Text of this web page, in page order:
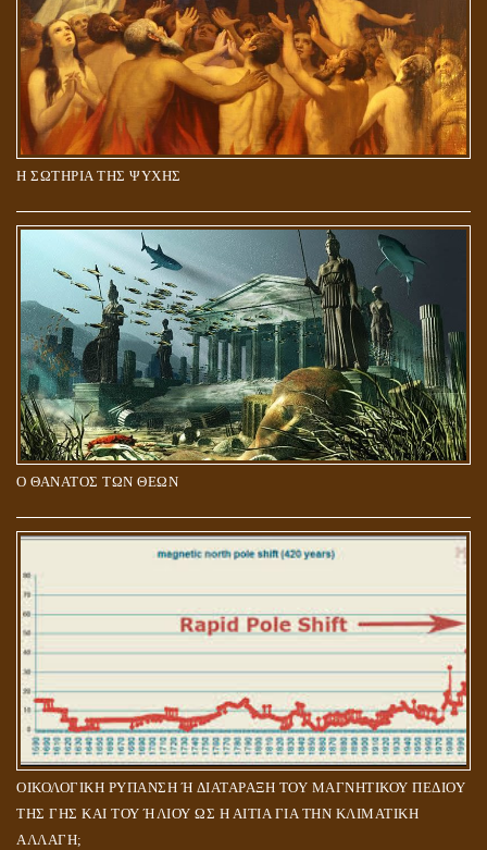
Η ΣΩΤΗΡΙΑ ΤΗΣ ΨΥΧΗΣ
Ο ΘΑΝΑΤΟΣ ΤΩΝ ΘΕΩΝ
ΟΙΚΟΛΟΓΙΚΗ ΡΥΠΑΝΣΗ Ή ΔΙΑΤΑΡΑΞΗ ΤΟΥ ΜΑΓΝΗΤΙΚΟΥ ΠΕΔΙΟΥ
ΤΗΣ ΓΗΣ ΚΑΙ ΤΟΥ ΉΛΙΟΥ ΩΣ Η ΑΙΤΙΑ ΓΙΑ ΤΗΝ ΚΛΙΜΑΤΙΚΗ
ΑΛΛΑΓΗ;